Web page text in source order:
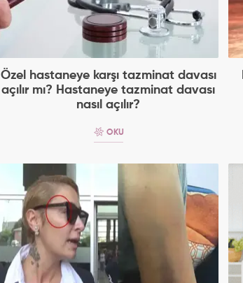
Özel hastaneye karşı tazminat davası
açılır mı? Hastaneye tazminat davası
nasıl açılır?
OKU